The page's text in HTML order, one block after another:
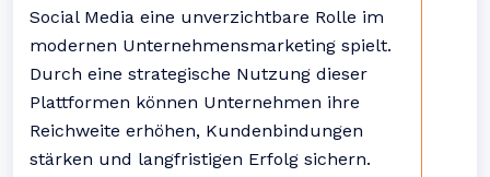
Social Media eine unverzichtbare Rolle im
modernen Unternehmensmarketing spielt.
Durch eine strategische Nutzung dieser
Plattformen können Unternehmen ihre
Reichweite erhöhen, Kundenbindungen
stärken und langfristigen Erfolg sichern.